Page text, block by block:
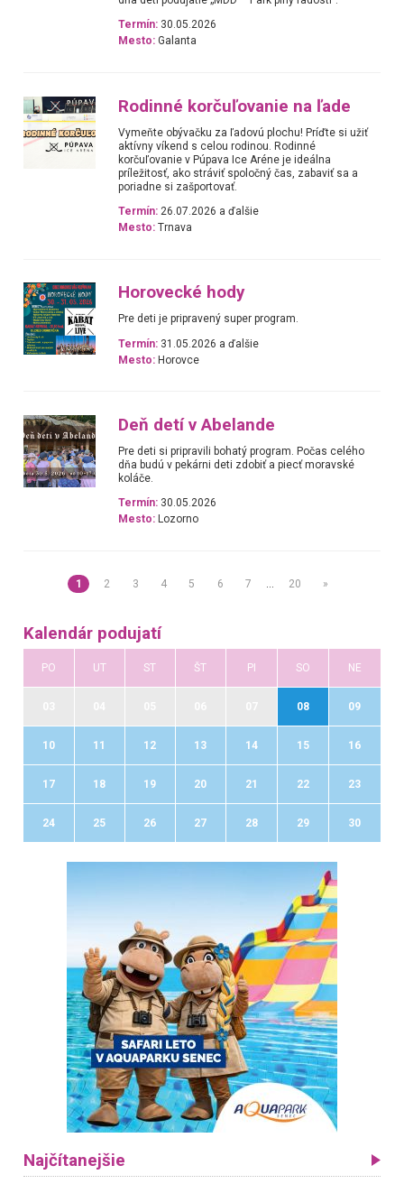
Termín: 30.05.2026
Mesto: Galanta
Rodinné korčuľovanie na ľade
Vymeňte obývačku za ľadovú plochu! Príďte si užiť
aktívny víkend s celou rodinou. Rodinné
korčuľovanie v Púpava Ice Aréne je ideálna
príležitosť, ako stráviť spoločný čas, zabaviť sa a
poriadne si zašportovať.
Termín: 26.07.2026 a ďalšie
Mesto: Trnava
Horovecké hody
Pre deti je pripravený super program.
Termín: 31.05.2026 a ďalšie
Mesto: Horovce
Deň detí v Abelande
Pre deti si pripravili bohatý program. Počas celého
dňa budú v pekárni deti zdobiť a piecť moravské
koláče.
Termín: 30.05.2026
Mesto: Lozorno
1 2 3 4 5 6 7 20 »
Kalendár podujatí
PO UT ST ŠT PI SO NE
08 09
10 11 12 13 14 15 16
17 18 19 20 21 22 23
24 25 26 27 28 29 30
Najčítanejšie